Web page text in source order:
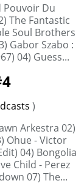
Pouvoir Du
The Fantastic
Soul Brothers
Gabor Szabo :
04) Guess...
)
Arkestra 02)
Ohue - Victor
04) Bongolia
Child - Perez
07) The...